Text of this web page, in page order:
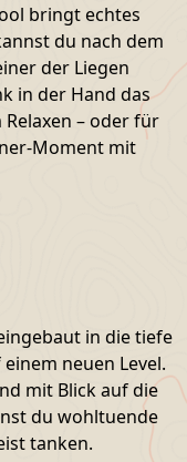
bringt echtes
du nach dem
der Liegen
in der Hand das
– oder für
Moment mit
in die tiefe
neuen Level.
mit Blick auf die
du wohltuende
tanken.